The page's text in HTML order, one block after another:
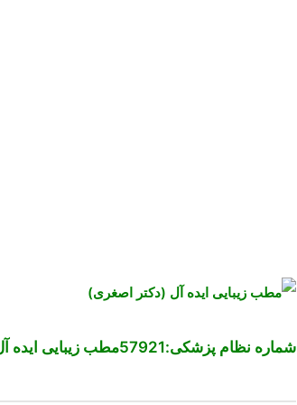
شماره نظام پزشکی:57921 مطب زیبایی ایده